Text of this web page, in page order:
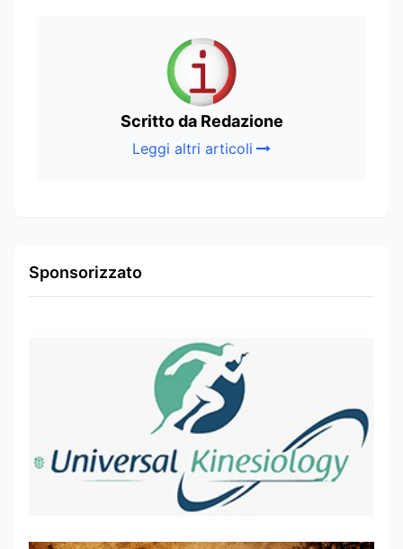
Scritto da Redazione
Leggi altri articoli
Sponsorizzato